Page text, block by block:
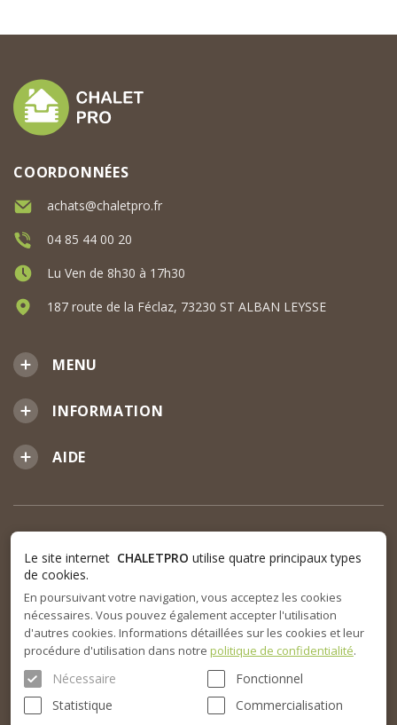
MENU
INFORMATION
AIDE
COORDONNÉES
achats@chaletpro.fr
04 85 44 00 20
Lu Ven de 8h30 à 17h30
187 route de la Féclaz, 73230 ST ALBAN LEYSSE
Le site internet CHALETPRO utilise quatre principaux types
de cookies.
En poursuivant votre navigation, vous acceptez les cookies
nécessaires. Vous pouvez également accepter l'utilisation
d'autres cookies. Informations détaillées sur les cookies et leur
procédure d'utilisation dans notre politique de confidentialité.
Nécessaire
Fonctionnel
Statistique
Commercialisation